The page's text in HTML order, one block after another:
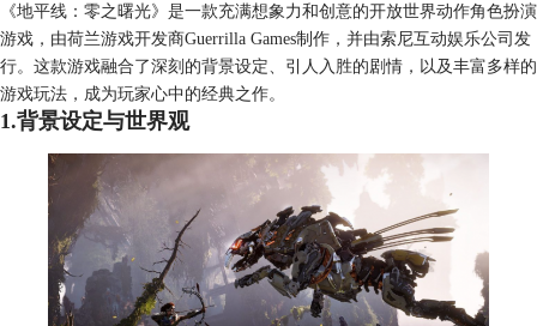
《地平线：零之曙光》是一款充满想象力和创意的开放世界动作角色扮演
游戏，由荷兰游戏开发商Guerrilla Games制作，并由索尼互动娱乐公司发
行。这款游戏融合了深刻的背景设定、引人入胜的剧情，以及丰富多样的
游戏玩法，成为玩家心中的经典之作。
1.背景设定与世界观